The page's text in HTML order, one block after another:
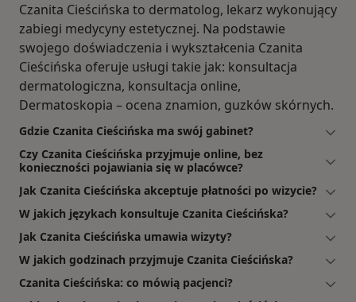
Czanita Cieścińska to dermatolog, lekarz wykonujący
zabiegi medycyny estetycznej. Na podstawie
swojego doświadczenia i wykształcenia Czanita
Cieścińska oferuje usługi takie jak: konsultacja
dermatologiczna, konsultacja online,
Dermatoskopia – ocena znamion, guzków skórnych.
Gdzie Czanita Cieścińska ma swój gabinet?
Czy Czanita Cieścińska przyjmuje online, bez
konieczności pojawiania się w placówce?
Jak Czanita Cieścińska akceptuje płatności po wizycie?
W jakich językach konsultuje Czanita Cieścińska?
Jak Czanita Cieścińska umawia wizyty?
W jakich godzinach przyjmuje Czanita Cieścińska?
Czanita Cieścińska: co mówią pacjenci?